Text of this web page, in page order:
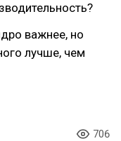
важнее, но
лучше, чем
706